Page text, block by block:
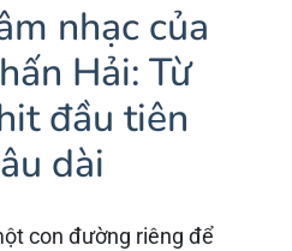
nhạc của
Hải: Từ
đầu tiên
dài
con đường riêng để